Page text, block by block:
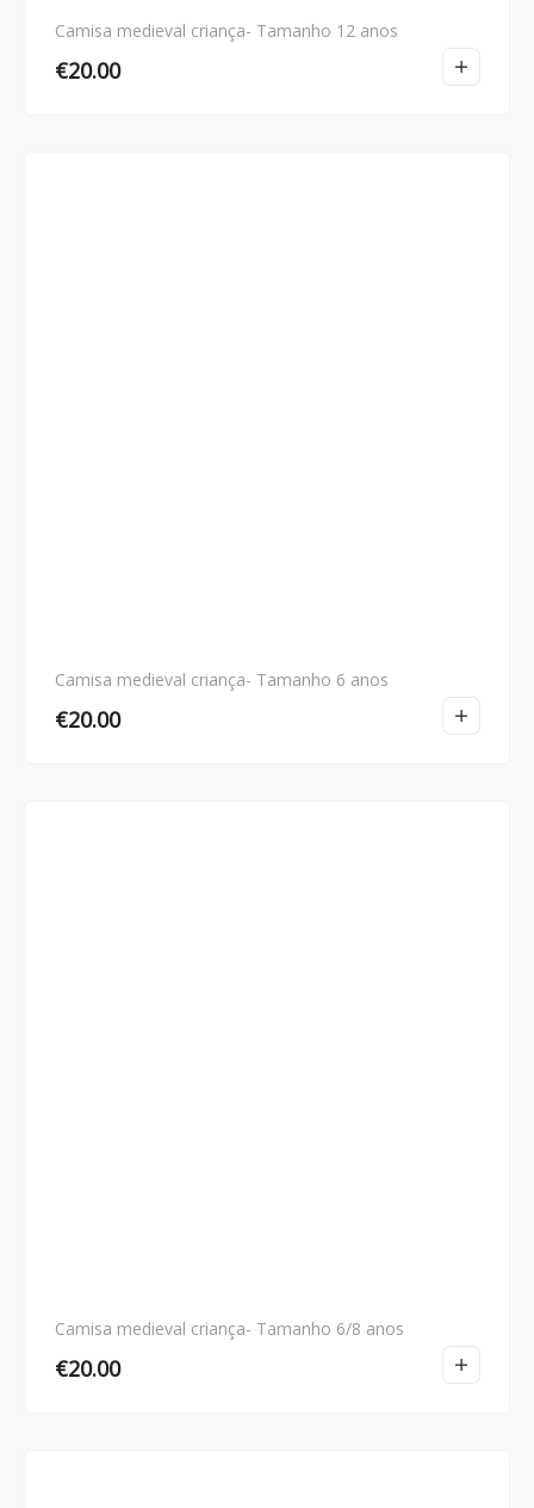
Camisa medieval criança- Tamanho 12 anos
€20.00
Camisa medieval criança- Tamanho 6 anos
€20.00
Camisa medieval criança- Tamanho 6/8 anos
€20.00